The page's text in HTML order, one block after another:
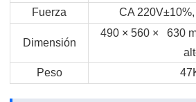
Fuerza
CA
Dimensión
490 × 560 × 630
Peso